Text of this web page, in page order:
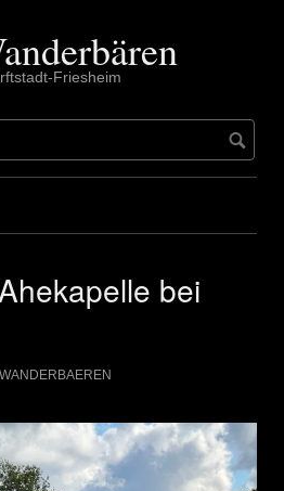
Friesheim
bei
WANDERBAEREN